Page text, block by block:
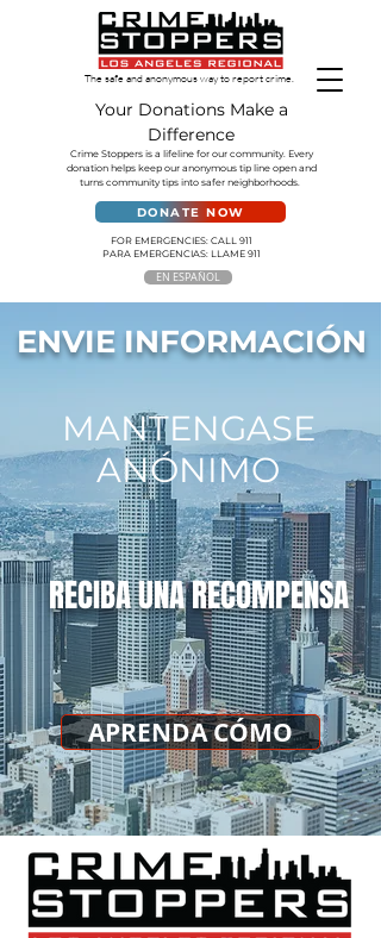
FOR EMERGENCIES: CALL 911
PARA EMERGENCIAS: LLAME 911
The safe and anonymous way to report crime.
Your Donations Make a
Difference
Crime Stoppers is a lifeline for our community. Every
donation helps keep our anonymous tip line open and
turns community tips into safer neighborhoods.
DONATE NOW
EN ESPAÑOL
ENVIE INFORMACIÓN
MANTENGASE
ANÓNIMO
RECIBA UNA RECOMPENSA
APRENDA CÓMO